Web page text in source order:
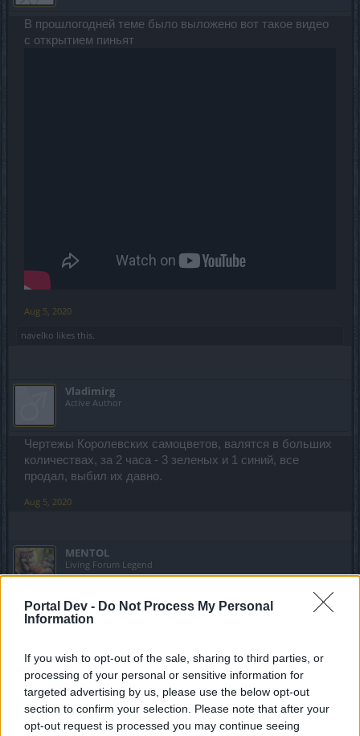
Portal Dev - Do Not Process My Personal
Information
If you wish to opt-out of the sale, sharing to third parties, or
processing of your personal or sensitive information for
targeted advertising by us, please use the below opt-out
section to confirm your selection. Please note that after your
opt-out request is processed you may continue seeing
В прошлогодней теме было выложено вот такое видео
с открытием пиньят
Aug 5, 2020
navelko likes this.
Vladimirg
Active Author
Чертежы Королевских самоцветов, валятся в больших
количествах, за 2 часа - 3 зеленых и 1 синий, все
продал, выбил их давно.
Aug 5, 2020
MENTOL
Living Forum Legend
Vladimirg said: ↑
выбил их давно.
Да эти чертежи не только на этой акции падают. Сейчас
они часто падают.
А ведь были особенно нетерпеливые игроки, которые